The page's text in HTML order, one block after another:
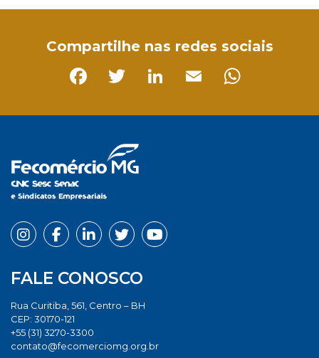
Compartilhe nas redes sociais
FALE CONOSCO
Rua Curitiba, 561, Centro – BH
CEP: 30170-121
+55 (31) 3270-3300
contato@fecomerciomg.org.br